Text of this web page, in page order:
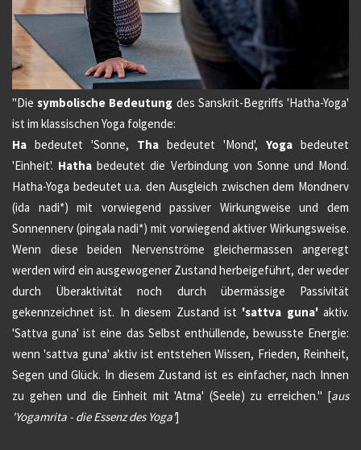
"Diesymbolische Bedeutung des Sanskrit-Begriffs 'Hatha-Yoga'
ist im klassischen Yoga folgende:
Ha bedeutet 'Sonne, Tha bedeutet 'Mond', Yoga bedeutet
'Einheit'. Hatha bedeutet die Verbindung von Sonne und Mond.
Hatha-Yoga bedeutet u.a. den Ausgleich zwischen dem Mondnerv
(ida nadi*) mit vorwiegend passiver Wirkungweise und dem
Sonnennerv (pingala nadi*) mit vorwiegend aktiver Wirkungsweise.
Wenn diese beiden Nervenströme gleichermassen angeregt
werden wird ein ausgewogener Zustand herbeigeführt, der weder
durch Überaktivität noch durch übermässige Passivität
gekennzeichnet ist. In diesem Zustand ist 'sattva guna'aktiv.
'Sattva guna' ist eine das Selbst enthüllende, bewusste Energie:
wenn 'sattva guna' aktiv ist entstehen Wissen, Frieden, Reinheit,
Segen und Glück. In diesem Zustand ist es einfacher, nach Innen
zu gehen und die Einheit mit 'Atma' (Seele) zu erreichen." [aus
'Yogamrita - die Essenz des Yoga']